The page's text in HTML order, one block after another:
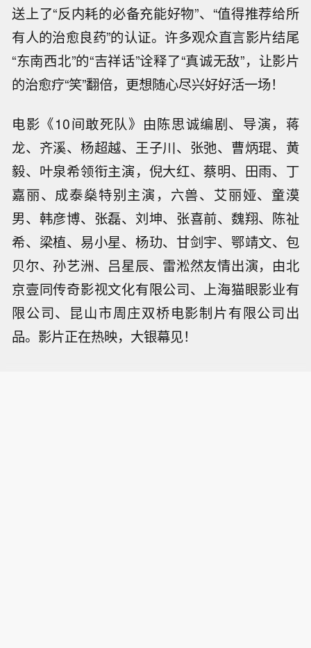
送上了“反内耗的必备充能好物”、“值得推荐给所
有人的治愈良药”的认证。许多观众直言影片结尾
“东南西北”的“吉祥话”诠释了“真诚无敌”，让影片
的治愈疗“笑”翻倍，更想随心尽兴好好活一场！
电影《10间敢死队》由陈思诚编剧、导演，蒋
龙、齐溪、杨超越、王子川、张弛、曹炳琨、黄
毅、叶泉希领衔主演，倪大红、蔡明、田雨、丁
嘉丽、成泰燊特别主演，六兽、艾丽娅、童漠
男、韩彦博、张磊、刘坤、张喜前、魏翔、陈祉
希、梁植、易小星、杨玏、甘剑宇、鄂靖文、包
贝尔、孙艺洲、吕星辰、雷淞然友情出演，由北
京壹同传奇影视文化有限公司、上海猫眼影业有
限公司、昆山市周庄双桥电影制片有限公司出
品。影片正在热映，大银幕见！